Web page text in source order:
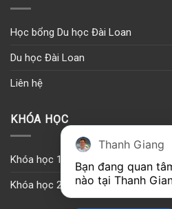
Học bổng Du học Đài Loan
Du học Đài Loan
Liên hệ
KHÓA HỌC
Khóa học 1
Khóa học 2
Thanh Giang
Bạn đang quan
nào tại Thanh